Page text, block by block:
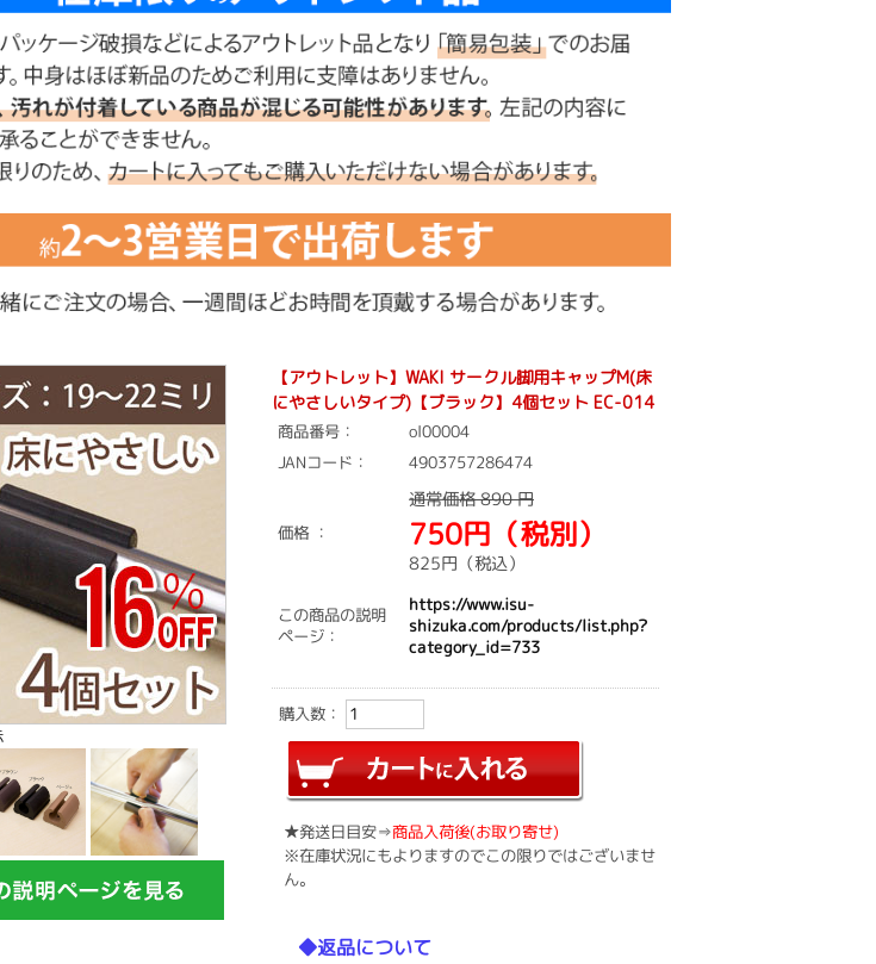
【アウトレット】WAKI サークル脚用キャップM(床
にやさしいタイプ)【ブラック】4個セット EC-014
商品番号： ol00004
JANコード： 4903757286474
価格 ：
通常価格890円
750円（税別）
825円（税込）
この商品の説明
ページ：
https://www.isu-
shizuka.com/products/list.php?
category_id=733
購入数：
★発送日目安⇒商品入荷後(お取り寄せ)
※在庫状況にもよりますのでこの限りではございませ
ん。
◆返品について